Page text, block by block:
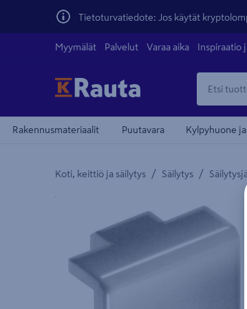
Tietoturvatiedote: Jos käytät
Myymälät Palvelut Varaa aika Inspiraatio
Rakennusmateriaalit Puutavara Kylpyhuone
Koti, keittiö ja säilytys / Säilytys /
Yksityiskohtainen kuvaus löytyy